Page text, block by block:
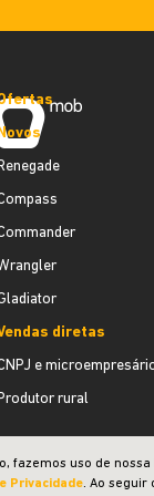
diretas
e
rural
fazemos uso de
Privacidade. Ao seguir